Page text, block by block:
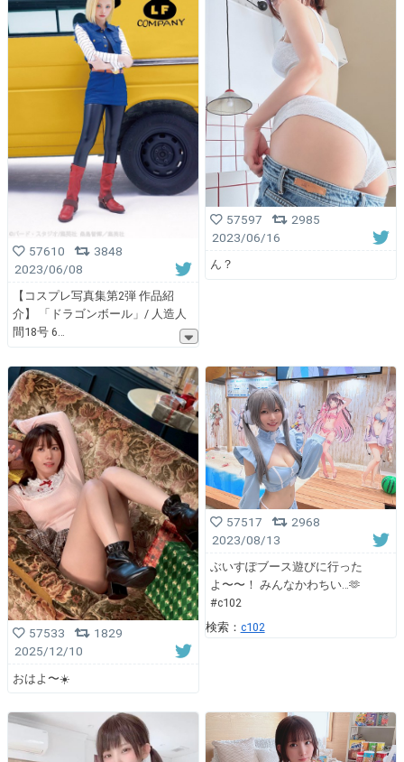
57610
3848
2023/06/08
【コスプレ写真集第2弾 作品紹
介】 「ドラゴンボール」/ 人造人
間18号 6
57597
2985
2023/06/16
ん？
57533
1829
2025/12/10
おはよ〜☀️
57517
2968
2023/08/13
ぶいすぽブース遊びに行った
よ〜〜！ みんなかわちい…🫶
#c102
検索： c102